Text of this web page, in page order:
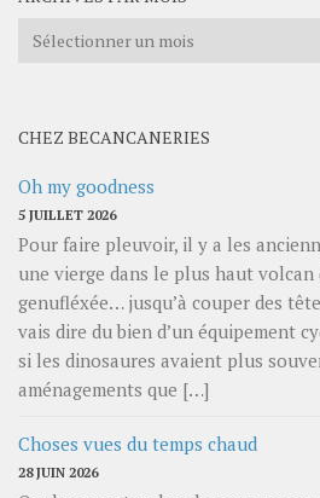
Archives
CHEZ BECANCANERIES
Oh my goodness
5 JUILLET 2026
Pour faire pleuvoir, il y a les
une vierge dans le plus haut volcan
genufléxée… jusqu’à couper des
vais dire du bien d’un équipement
si les dinosaures avaient plus
aménagements que […]
Choses vues du temps chaud
28 JUIN 2026